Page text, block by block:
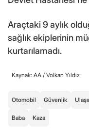
Araçtaki 9 aylık
sağlık ekiplerinin
kurtarılamadı.
Kaynak: AA / Volkan Yıldız
Otomobil Güvenlik
Baba Kaza